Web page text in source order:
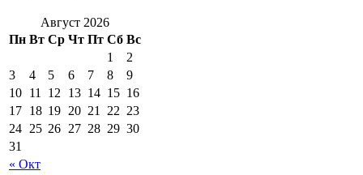
Август 2026
Пн Вт Ср Чт Пт Сб Вс
« Окт
1
2
3
4 5 6 7 8
9
10 11 12 13 14 15 16
17 18 19 20 21 22 23
24 25 26 27 28 29 30
31